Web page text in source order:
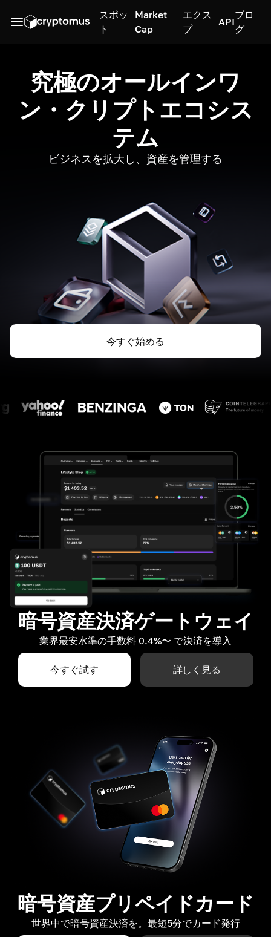
スポッ
ト
Market
Cap
エクス
プ
API
ブロ
グ
究極のオールインワ
ン・クリプトエコシス
テム
ビジネスを拡大し、資産を管理する
今すぐ始める
暗号資産決済ゲートウェイ
業界最安水準の手数料 0.4%〜 で決済を導入
今すぐ試す 詳しく見る
暗号資産プリペイドカード
世界中で暗号資産決済を。最短5分でカード発行